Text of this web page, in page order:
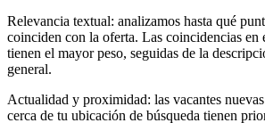
Relevancia textual: analizamos hasta qué
coinciden con la oferta. Las coincidencias en
tienen el mayor peso, seguidas de la
general.
Actualidad y proximidad: las vacantes
cerca de tu ubicación de búsqueda tienen